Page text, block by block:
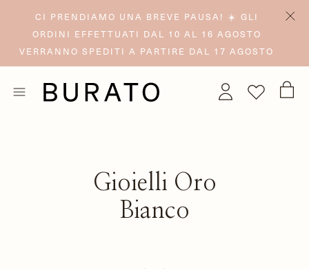
CI PRENDIAMO UNA BREVE PAUSA! ☀️ GLI
ORDINI EFFETTUATI DAL 10 AL 16 AGOSTO
VERRANNO SPEDITI A PARTIRE DAL 17 AGOSTO
Gioielli Oro
Bianco